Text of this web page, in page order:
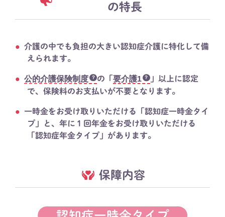
の特長
介護の中でも負担の大きい認知症介護に特化して備
えられます。
公的介護保険制度 の「 要介護1 」以上に認定
で、保険料のお支払いが不要となります。
一時金をお受け取りいただける「認知症一時金タイ
プ」と、年に１回年金をお受け取りいただける
「認知症年金タイプ」があります。
保障内容